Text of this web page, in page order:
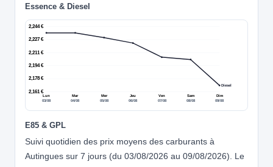
Essence & Diesel
2,161 €
2,178 €
2,194 €
2,211 €
2,227 €
2,244 €
Lun
03/08
Mar
04/08
Mer
05/08
Jeu
06/08
Ven
07/08
Sam
08/08
Dim
09/08
Diesel
E85 & GPL
Suivi quotidien des prix moyens des carburants à
Autingues sur 7 jours (du 03/08/2026 au 09/08/2026). Le